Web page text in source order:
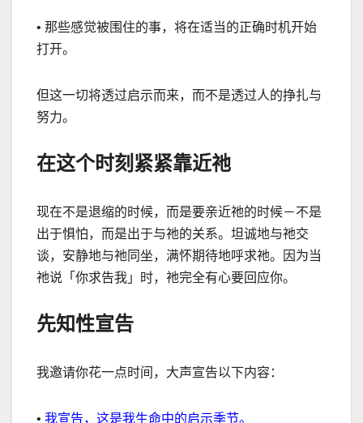
• 那些感觉被围住的事，将在适当的正确时机开始
打开。
但这一切将透过启示而来，而不是透过人的挣扎与
努力。
在这个时刻紧紧靠近祂
现在不是退缩的时候，而是要亲近祂的时候－不是
出于惧怕，而是出于与祂的关系。坦诚地与祂交
谈，安静地与祂同坐，满怀期待地呼求祂。因为当
祂说「你求告我」时，祂完全有心要回应你。
先知性宣告
我邀请你花一点时间，大声宣告以下内容：
• 我宣告，这是我生命中的启示季节。